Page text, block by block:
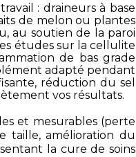
: draineurs à base
de melon ou plantes
au soutien de la paroi
études sur la cellulite
de bas grade
adapté pendant
réduction du sel
vos résultats.
et mesurables (perte
taille, amélioration du
la cure de soins